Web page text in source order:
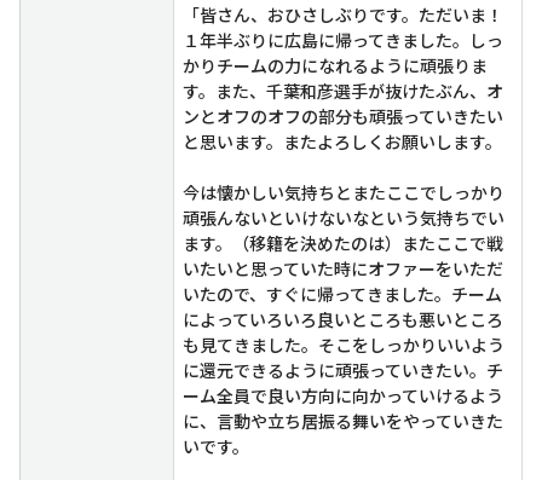
「皆さん、おひさしぶりです。ただいま！
１年半ぶりに広島に帰ってきました。しっ
かりチームの力になれるように頑張りま
す。また、千葉和彦選手が抜けたぶん、オ
ンとオフのオフの部分も頑張っていきたい
と思います。またよろしくお願いします。
今は懐かしい気持ちとまたここでしっかり
頑張んないといけないなという気持ちでい
ます。（移籍を決めたのは）またここで戦
いたいと思っていた時にオファーをいただ
いたので、すぐに帰ってきました。チーム
によっていろいろ良いところも悪いところ
も見てきました。そこをしっかりいいよう
に還元できるように頑張っていきたい。チ
ーム全員で良い方向に向かっていけるよう
に、言動や立ち居振る舞いをやっていきた
いです。